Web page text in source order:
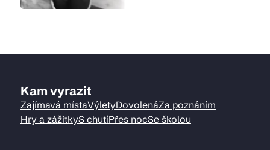
Kam vyrazit
Zajímavá místaVýletyDovolenáZa poznáním
Hry a zážitkyS chutíPřes nocSe školou